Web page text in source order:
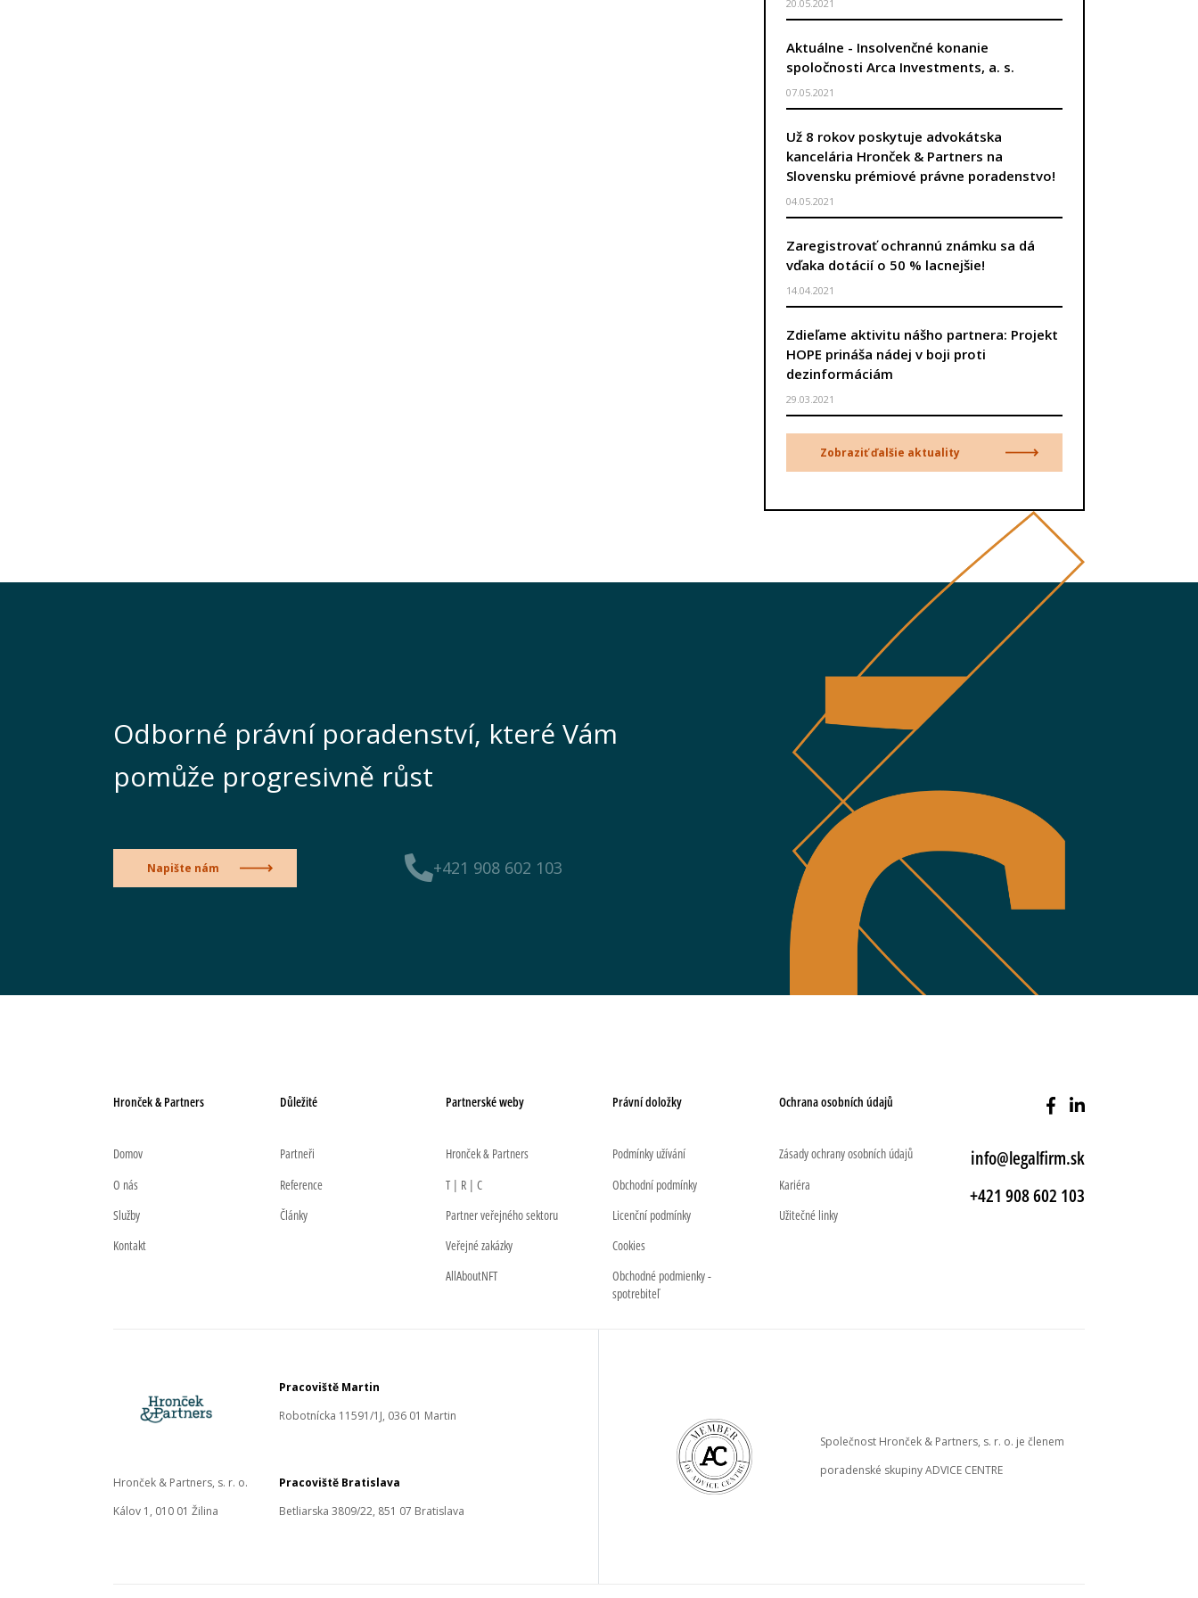
20.05.2021
Aktuálne - Insolvenčné konanie
spoločnosti Arca Investments, a. s.
07.05.2021
Už 8 rokov poskytuje advokátska
kancelária Hronček & Partners na
Slovensku prémiové právne poradenstvo!
04.05.2021
Zaregistrovať ochrannú známku sa dá
vďaka dotácií o 50 % lacnejšie!
14.04.2021
Zdieľame aktivitu nášho partnera: Projekt
HOPE prináša nádej v boji proti
dezinformáciám
29.03.2021
Zobraziť ďalšie aktuality
Odborné právní poradenství, které Vám
pomůže progresivně růst
+421 908 602 103
Napište nám
Hronček & Partners
Domov
O nás
Služby
Kontakt
Důležité
Partneři
Reference
Články
Partnerské weby
Hronček & Partners
T | R | C
Partner veřejného sektoru
Veřejné zakázky
AllAboutNFT
Právní doložky
Podmínky užívání
Obchodní podmínky
Licenční podmínky
Cookies
Obchodné podmienky -
spotrebiteľ
Ochrana osobních údajů
Zásady ochrany osobních údajů
Kariéra
Užitečné linky
info@legalfirm.sk
+421 908 602 103
Pracoviště Martin
Robotnícka 11591/1J, 036 01 Martin
Hronček & Partners, s. r. o.
Kálov 1, 010 01 Žilina
Pracoviště Bratislava
Betliarska 3809/22, 851 07 Bratislava
Společnost Hronček & Partners, s. r. o. je členem
poradenské skupiny ADVICE CENTRE